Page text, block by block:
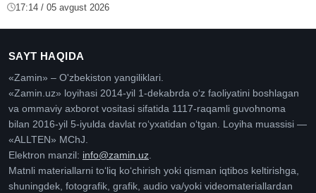
17:14 / 05 avgust 2026
SAYT HAQIDA
«Zamin» – O'zbekiston yangiliklari.
«Zamin.uz» loyihasi 2014-yil 1-dekabrda oʻz faoliyatini boshlagan
va ommaviy axborot vositasi sifatida 1117-raqamli guvohnoma
bilan 2016-yil 5-iyulda davlat roʻyxatidan oʻtgan. Loyiha muassisi —
«ALLTEN» MChJ.
Elektron manzil: info@zamin.uz
Matnli materiallarni toʻliq koʻchirish yoki qisman iqtibos keltirishga,
shuningdek, fotografik, grafik, audio va/yoki videomateriallardan